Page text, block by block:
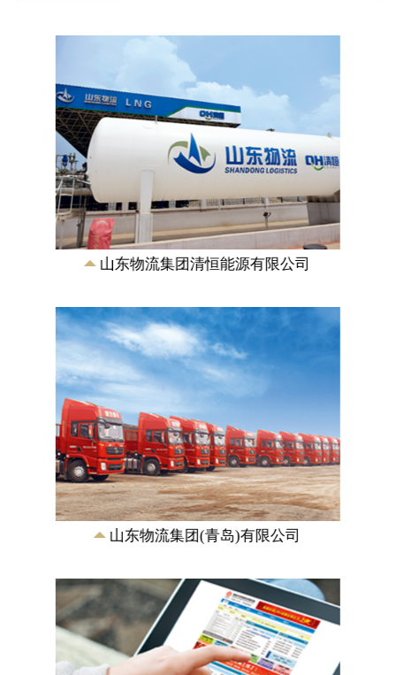
山东物流集团清恒能源有限公司
山东物流集团(青岛)有限公司
以 “物流运输、大宗商品贸易、金融服
务”三大业务版块为一体的现代物流商贸公
司。公司经营范围涉及物流运输、国际贸
易、转口贸...
山东物流集团(青岛)有限公司
青岛大宗商品交易中心
业务涵盖煤炭、焦炭、钢铁、煤化工、橡
塑、农副产品等主要大宗商品领域，建立
了高度信息化、标准化、开放式的信息平
台、电子交易...